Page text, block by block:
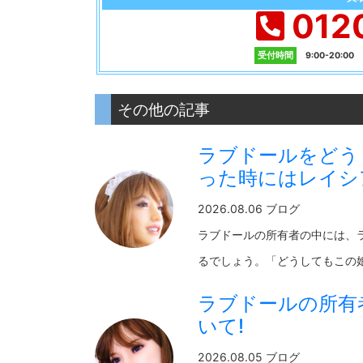
受付時間 9:00-20:00
その他の記事
ラブドールをど
った時にはレイ
2026.08.06 ブログ
ラブドールの所有者の中には、
るでしょう。「どうしてもこの
ラブドールの所
いて!
2026.08.05 ブログ